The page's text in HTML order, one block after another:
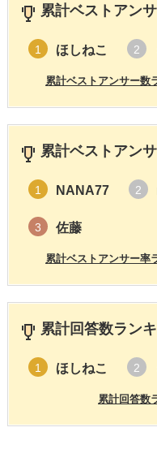
累計ベストアン
1 ほしねこ 2
累計ベストアンサー数
累計ベストアン
1 NANA77 2
3 佐藤
累計ベストアンサー率
累計回答数ラン
1 ほしねこ 2
累計回答数